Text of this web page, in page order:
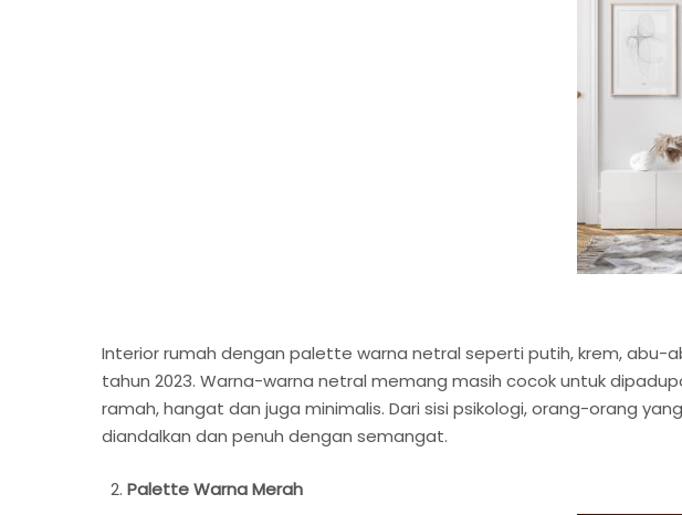
Interior rumah dengan palette warna netral seperti putih, krem, abu-
tahun 2023. Warna-warna netral memang masih cocok untuk
ramah, hangat dan juga minimalis. Dari sisi psikologi, orang-orang
diandalkan dan penuh dengan semangat.
Palette Warna Merah